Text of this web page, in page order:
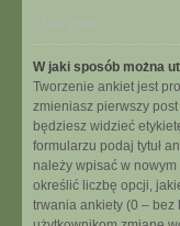
Na górę
W jaki sposób można
Tworzenie ankiet jest
zmieniasz pierwszy
będziesz widzieć
formularzu podaj tytuł
należy wpisać w
określić liczbę opcji,
trwania ankiety (0 –